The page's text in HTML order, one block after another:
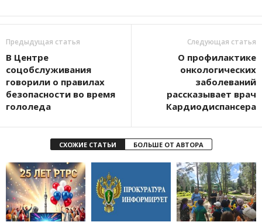
Предыдущая статья
В Центре
соцобслуживания
говорили о правилах
безопасности во время
гололеда
Следующая статья
О профилактике
онкологических
заболеваний
рассказывает врач
Кардиодиспансера
СХОЖИЕ СТАТЬИ БОЛЬШЕ ОТ АВТОРА